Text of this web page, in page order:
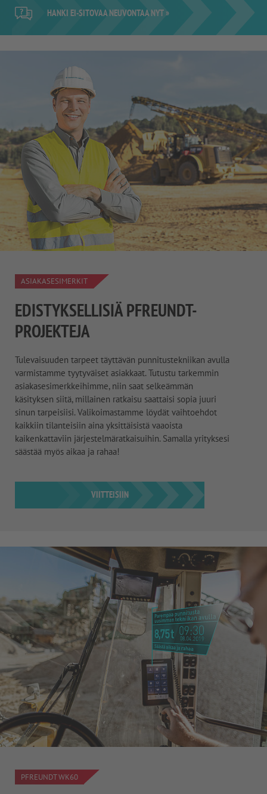
HANKI EI-SITOVAA NEUVONTAA NYT »
ASIAKASESIMERKIT
EDISTYKSELLISIÄ PFREUNDT-
PROJEKTEJA
Tulevaisuuden tarpeet täyttävän punnitustekniikan avulla
varmistamme tyytyväiset asiakkaat. Tutustu tarkemmin
asiakasesimerkkeihimme, niin saat selkeämmän
käsityksen siitä, millainen ratkaisu saattaisi sopia juuri
sinun tarpeisiisi. Valikoimastamme löydät vaihtoehdot
kaikkiin tilanteisiin aina yksittäisistä vaaoista
kaikenkattaviin järjestelmäratkaisuihin. Samalla yrityksesi
säästää myös aikaa ja rahaa!
VIITTEISIIN
PFREUNDT WK60